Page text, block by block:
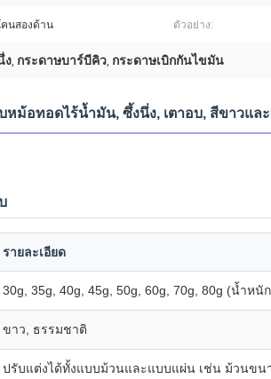
คนสองด้าน ตัวอย่าง:
ง, กระดาษบาร์บีคิว, กระดาษเบิกกันไขมัน
หม้อทอดไร้น้ำมัน, ซึ้งนึ่ง, เตาอบ, สีขาวแล
รายละเอียด
30g, 35g, 40g, 45g, 50g, 60g, 70g, 80g (น้ำห
ขาว, ธรรมชาติ
ปรับแต่งได้ทั้งแบบม้วนและแบบแผ่น เช่น ม้วนขน